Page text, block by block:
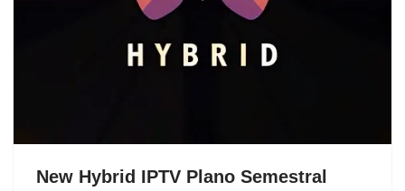
New Hybrid IPTV Plano Semestral